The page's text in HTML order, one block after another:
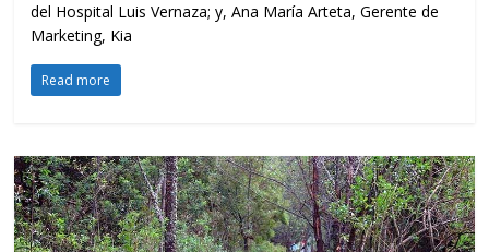
del Hospital Luis Vernaza; y, Ana María Arteta, Gerente de
Marketing, Kia
Read more